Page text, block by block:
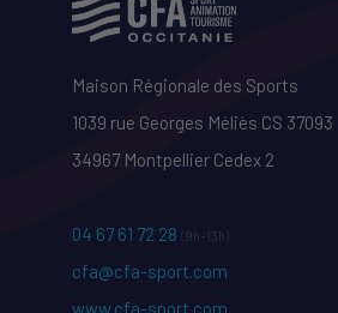
Maison Régionale des Sports
1039 rue Georges Méliès CS 37093
34967 Montpellier Cedex 2
04 67 61 72 28 (9h–13h)
cfa@cfa-sport.com
www.cfa-sport.com